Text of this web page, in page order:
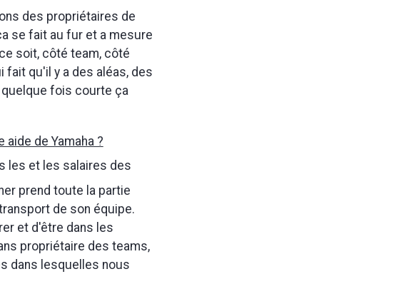
des propriétaires de
se fait au fur et a mesure
soit, côté team, côté
fait qu'il y a des aléas, des
fois courte ça
de Yamaha ?
les et les salaires des
prend toute la partie
de son équipe.
et d'être dans les
propriétaire des teams,
dans lesquelles nous